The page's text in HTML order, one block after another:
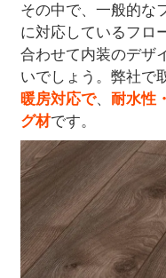
その中で、一般的な
に対応しているフロ
合わせて内装のデザ
いでしょう。弊社で
暖房対応で、耐水性
グ材です。